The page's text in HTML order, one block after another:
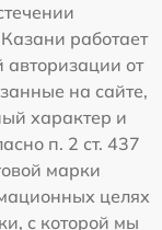
работает
от
на сайте,
характер и
п. 2 ст. 437
марки
целях
с которой мы